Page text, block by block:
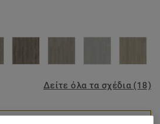
Δείτε όλα τα σχέδια (18)